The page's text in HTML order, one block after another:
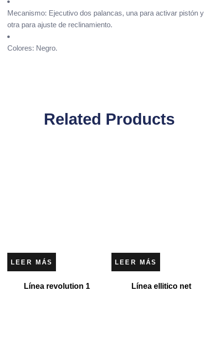
Mecanismo: Ejecutivo dos palancas, una para activar pistón y
otra para ajuste de reclinamiento.
Colores: Negro.
Related Products
LEER MÁS
Línea revolution 1
LEER MÁS
Línea ellitico net